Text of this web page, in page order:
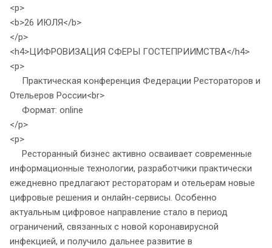
<p>
<b>26 ИЮЛЯ</b>
</p>
<h4>ЦИФРОВИЗАЦИЯ СФЕРЫ ГОСТЕПРИИМСТВА</h4>
<p>
Практическая конференция Федерации Рестораторов и
Отельеров России<br>
Формат: online
</p>
<p>
Ресторанный бизнес активно осваивает современные
информационные технологии, разработчики практически
ежедневно предлагают рестораторам и отельерам новые
цифровые решения и онлайн-сервисы. Особенно
актуальным цифровое направление стало в период
ограничений, связанных с новой коронавирусной
инфекцией, и получило дальнее развитие в